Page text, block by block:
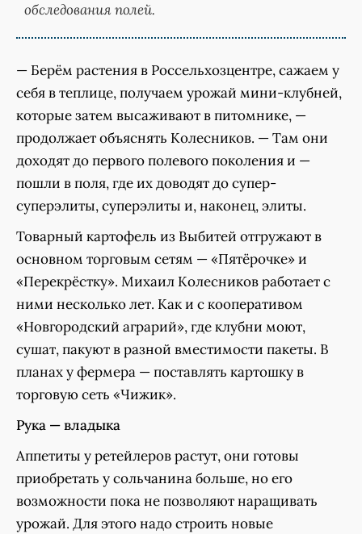
обследования полей.
— Берём растения в Россельхозцентре, сажаем у
себя в теплице, получаем урожай мини-клубней,
которые затем высаживают в питомнике, —
продолжает объяснять Колесников. — Там они
доходят до первого полевого поколения и —
пошли в поля, где их доводят до супер-
суперэлиты, суперэлиты и, наконец, элиты.
Товарный картофель из Выбитей отгружают в
основном торговым сетям — «Пятёрочке» и
«Перекрёстку». Михаил Колесников работает с
ними несколько лет. Как и с кооперативом
«Новгородский аграрий», где клубни моют,
сушат, пакуют в разной вместимости пакеты. В
планах у фермера — поставлять картошку в
торговую сеть «Чижик».
Рука — владыка
Аппетиты у ретейлеров растут, они готовы
приобретать у сольчанина больше, но его
возможности пока не позволяют наращивать
урожай. Для этого надо строить новые